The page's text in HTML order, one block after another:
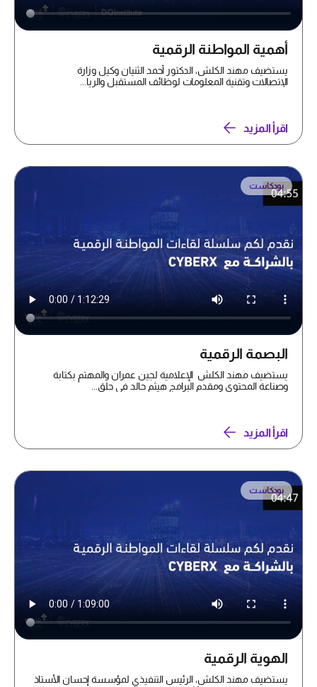
أهمية المواطنة الرقمية
يستضيف مهند الكلش، الدكتور أحمد الثنيان وكيل وزارة
الإتصالات وتقنية المعلومات لوظائف المستقبل والريا...
اقرأ المزيد
بودكاست
البصمة الرقمية
يستضيف مهند الكلش الإعلامية لجين عمران والمهتم بكتابة
وصناعة المحتوى ومقدم البرامج هيثم حالد في حلق...
اقرأ المزيد
بودكاست
الهوية الرقمية
يستضيف مهند الكلش، الرئيس التنفيذي لمؤسسة إحسان الأستاذ